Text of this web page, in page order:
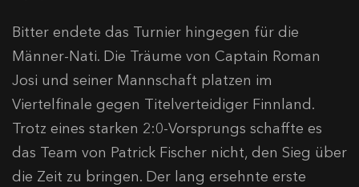
Bitter endete das Turnier hingegen für die
Männer-Nati. Die Träume von Captain Roman
Josi und seiner Mannschaft platzen im
Viertelfinale gegen Titelverteidiger Finnland.
Trotz eines starken 2:0-Vorsprungs schaffte es
das Team von Patrick Fischer nicht, den Sieg über
die Zeit zu bringen. Der lang ersehnte erste